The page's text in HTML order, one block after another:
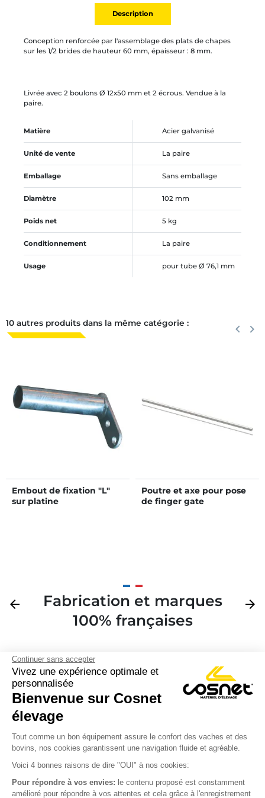
Continuer sans accepter
Vivez une expérience optimale et
personnalisée
Bienvenue sur Cosnet
élevage
Tout comme un bon équipement assure le confort des vaches et des
bovins, nos cookies garantissent une navigation fluide et agréable.
Voici 4 bonnes raisons de dire "OUI" à nos cookies:
Pour répondre à vos envies: le contenu proposé est constamment
amélioré pour répondre à vos attentes et cela grâce à l'enregistrement
Description
Conception renforcée par l'assemblage des plats de chapes
sur les 1/2 brides de hauteur 60 mm, épaisseur : 8 mm.
Livrée avec 2 boulons Ø 12x50 mm et 2 écrous. Vendue à la
paire.
Matière Acier galvanisé
Unité de vente La paire
Emballage Sans emballage
Diamètre 102 mm
Poids net 5 kg
Conditionnement La paire
Usage pour tube Ø 76,1 mm
10 autres produits dans la même catégorie : keyboard_arrow_left keyboard_arrow_right
Embout de fixation "L"
sur platine
Poutre et axe pour pose
de finger gate
Précédent
arrow_back
Fabrication et marques
100% françaises
arrow_forward